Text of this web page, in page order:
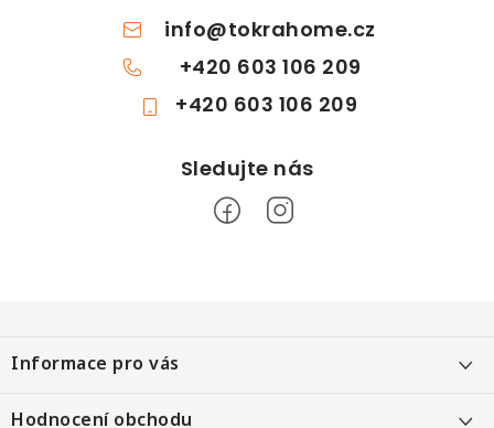
info@tokrahome.cz
+420 603 106 209
+420 603 106 209
á
p
a
Informace pro vás
Objednání po telefonu